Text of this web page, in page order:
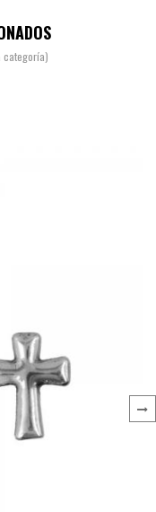
categoría)